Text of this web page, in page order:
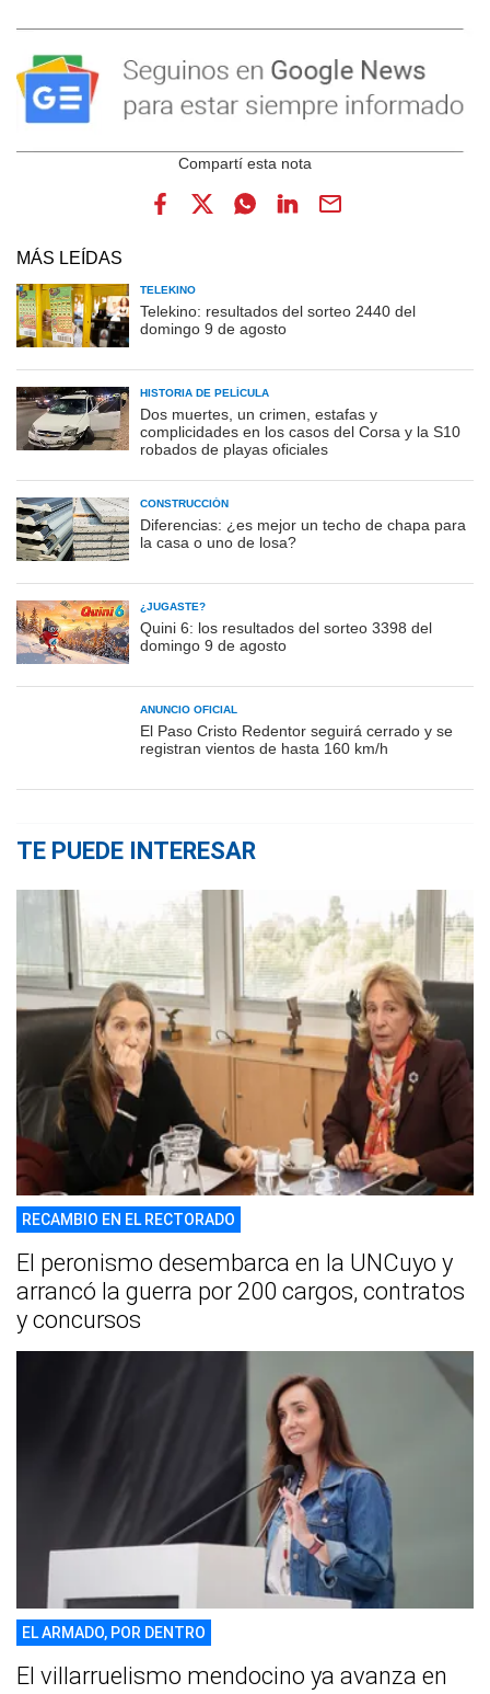
MÁS LEÍDAS
TELEKINO
Telekino: resultados del sorteo 2440 del
domingo 9 de agosto
HISTORIA DE PELÍCULA
Dos muertes, un crimen, estafas y
complicidades en los casos del Corsa y la S10
robados de playas oficiales
CONSTRUCCIÓN
Diferencias: ¿es mejor un techo de chapa para
la casa o uno de losa?
¿JUGASTE?
Quini 6: los resultados del sorteo 3398 del
domingo 9 de agosto
ANUNCIO OFICIAL
El Paso Cristo Redentor seguirá cerrado y se
registran vientos de hasta 160 km/h
TE PUEDE INTERESAR
RECAMBIO EN EL RECTORADO
El peronismo desembarca en la UNCuyo y
arrancó la guerra por 200 cargos, contratos
y concursos
EL ARMADO, POR DENTRO
El villarruelismo mendocino ya avanza en